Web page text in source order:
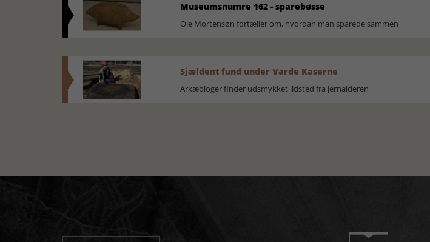
Museumsnumre 162 - sparebøsse
Ole Mortensøn fortæller om, hvordan man sparede sammen
Sjældent fund under Varde Kaserne
Arkæologer finder udsmykket ildsted fra jernalderen